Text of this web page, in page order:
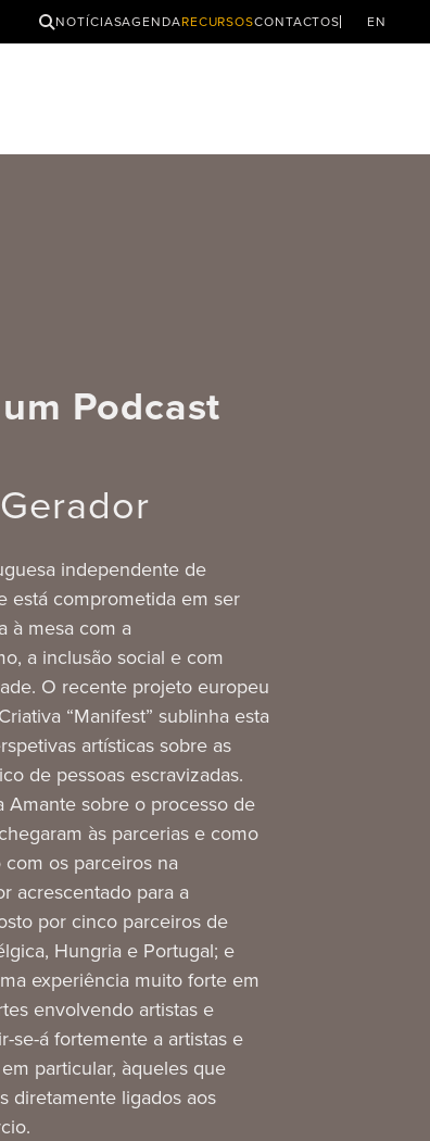
PESQUISAR
NOTÍCIASAGENDARECURSOSCONTACTOS EN
Podcast
independente de
está comprometida em ser
à mesa com a
a inclusão social e com
O recente projeto europeu
“Manifest” sublinha esta
artísticas sobre as
de pessoas escravizadas.
Amante sobre o processo de
às parcerias e como
os parceiros na
acrescentado para a
por cinco parceiros de
Hungria e Portugal; e
experiência muito forte em
envolvendo artistas e
se-á fortemente a artistas e
particular, àqueles que
diretamente ligados aos